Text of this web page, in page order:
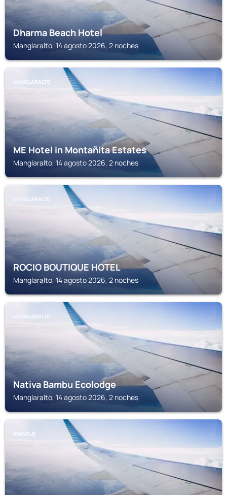
Dharma Beach Hotel
Manglaralto, 14 agosto 2026, 2 noches
MANGLARALTO
ME Hotel in Montañita Estates
Manglaralto, 14 agosto 2026, 2 noches
MANGLARALTO
ROCIO BOUTIQUE HOTEL
Manglaralto, 14 agosto 2026, 2 noches
MANGLARALTO
Nativa Bambu Ecolodge
Manglaralto, 14 agosto 2026, 2 noches
AYANGUE